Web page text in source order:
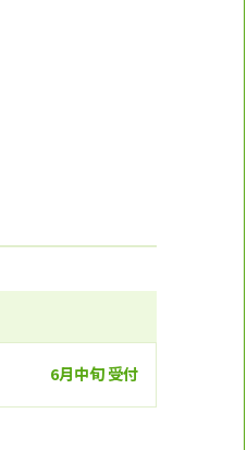
6月中旬 受付